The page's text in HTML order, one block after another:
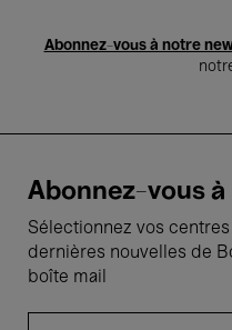
Abonnez-vous à notre
Abonnez-vous
Sélectionnez vos
dernières nouvelles de
boîte mail